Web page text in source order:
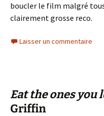
boucler le film malgré
clairement grosse reco.
Laisser un commentaire
Eat the ones you
Griffin